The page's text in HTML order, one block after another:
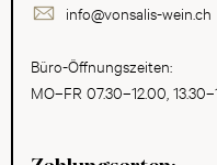
info@vonsalis-wein.ch
Büro-Öffnungszeiten:
MO–FR 07.30–12.00,